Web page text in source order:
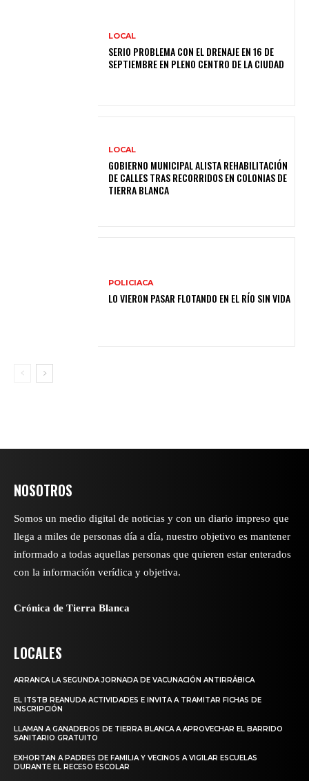
LOCAL
SERIO PROBLEMA CON EL DRENAJE EN 16 DE
SEPTIEMBRE EN PLENO CENTRO DE LA CIUDAD
LOCAL
GOBIERNO MUNICIPAL ALISTA REHABILITACIÓN
DE CALLES TRAS RECORRIDOS EN COLONIAS DE
TIERRA BLANCA
POLICIACA
LO VIERON PASAR FLOTANDO EN EL RÍO SIN VIDA
NOSOTROS
Somos un medio digital de noticias y con un diario impreso que
llega a miles de personas día a día, nuestro objetivo es mantener
informado a todas aquellas personas que quieren estar enterados
con la información verídica y objetiva.
Crónica de Tierra Blanca
LOCALES
ARRANCA LA SEGUNDA JORNADA DE VACUNACIÓN ANTIRRÁBICA
EL ITSTB REANUDA ACTIVIDADES E INVITA A TRAMITAR FICHAS DE
INSCRIPCIÓN
LLAMAN A GANADEROS DE TIERRA BLANCA A APROVECHAR EL BARRIDO
SANITARIO GRATUITO
EXHORTAN A PADRES DE FAMILIA Y VECINOS A VIGILAR ESCUELAS
DURANTE EL RECESO ESCOLAR